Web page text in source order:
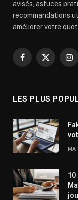
avisés, astuces
recommandations
améliorer votre
Facebook
X
LES PLUS